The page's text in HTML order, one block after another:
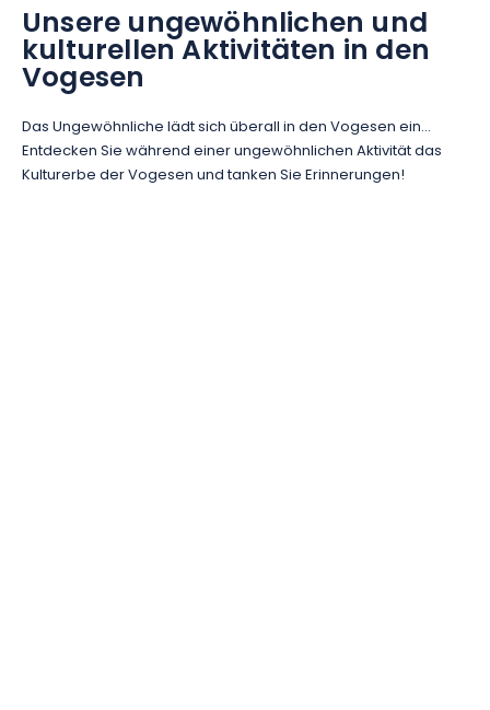
Unsere ungewöhnlichen und
kulturellen Aktivitäten in den
Vogesen
Das Ungewöhnliche lädt sich überall in den Vogesen ein...
Entdecken Sie während einer ungewöhnlichen Aktivität das
Kulturerbe der Vogesen und tanken Sie Erinnerungen!